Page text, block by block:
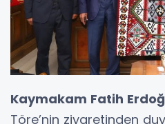
Kaymakam Fatih
Töre’nin ziyaretinden